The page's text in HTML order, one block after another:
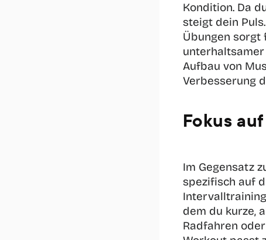
Kondition. Da
steigt dein
Übungen sorgt
Aufbau von
Verbesserung
Fokus
Im Gegensatz
spezifisch auf
dem du kurze,
Radfahren